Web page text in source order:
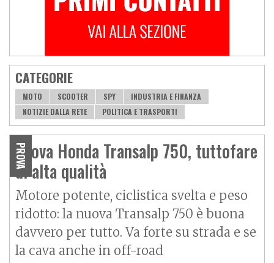
CATEGORIE
MOTO SCOOTER SPY
INDUSTRIA E FINANZA
NOTIZIE DALLA RETE
POLITICA E TRASPORTI
PROVA
Prova Honda Transalp 750, tuttofare
di alta qualità
Motore potente, ciclistica svelta e peso
ridotto: la nuova Transalp 750 è buona
davvero per tutto. Va forte su strada e se
la cava anche in off-road